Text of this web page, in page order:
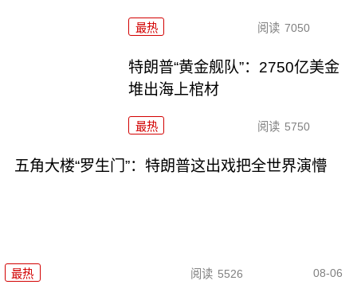
最热 阅读 7050
特朗普“黄金舰队”：2750亿美金
堆出海上棺材
最热 阅读 5750
五角大楼“罗生门”：特朗普这出戏把全世界演懵
最热 阅读 5526 08-06